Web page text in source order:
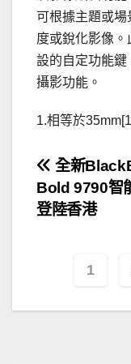
可根據主題或場
度或銳化影像
設的自定功能鍵
攝影功能。
1.相等於
文
章
全新
Bold 9790智
登陸香港
1